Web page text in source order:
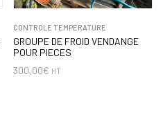
CONTROLE TEMPERATURE
GROUPE DE FROID VENDANGE
POUR PIECES
300,00€ HT